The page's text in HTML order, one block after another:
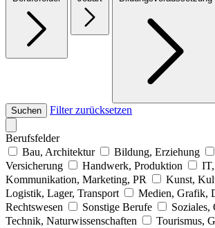
Suchen Filter zurücksetzen
Berufsfelder
Bau, Architektur
Bildung, Erziehung
Versicherung
Handwerk, Produktion
Kommunikation, Marketing, PR
Kunst,
Logistik, Lager, Transport
Medien, Grafik,
Rechtswesen
Sonstige Berufe
Soziales,
Technik, Naturwissenschaften
Tourismus,